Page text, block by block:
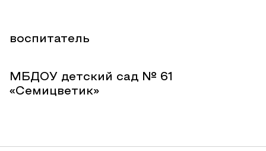
воспитатель
МБДОУ детский сад № 61
«Семицветик»